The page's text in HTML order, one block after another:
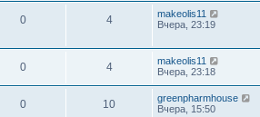
0 4
makeolis11
Вчера, 23:19
0 4
makeolis11
Вчера, 23:18
0 10
greenpharmhouse
Вчера, 15:50